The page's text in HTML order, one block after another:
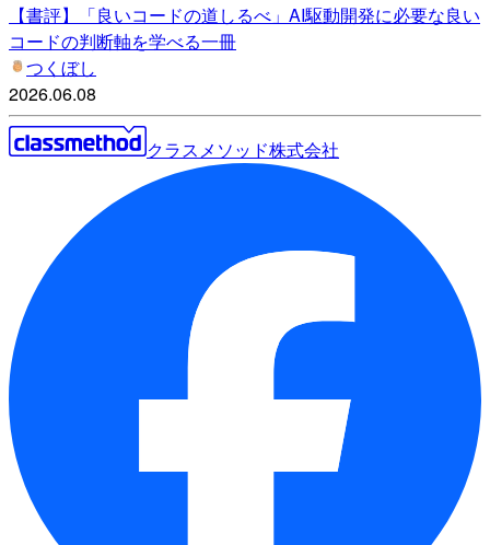
【書評】「良いコードの道しるべ」AI駆動開発に必要な良い
コードの判断軸を学べる一冊
つくぼし
2026.06.08
クラスメソッド株式会社